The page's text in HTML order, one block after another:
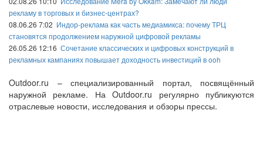
рекламу в торговых и бизнес-центрах?
08.06.26 7:02 Индор-реклама как часть медиамикса: почему ТРЦ
становятся продолжением наружной цифровой рекламы
26.05.26 12:16 Сочетание классических и цифровых конструкций в
рекламных кампаниях повышает доходность инвестиций в ooh
Outdoor.ru – специализированный портал, посвящённый
наружной рекламе. На Outdoor.ru регулярно публикуются
отраслевые новости, исследования и обзоры прессы.